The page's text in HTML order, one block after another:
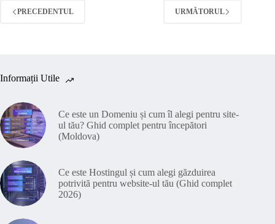
PRECEDENTUL URMĂTORUL
Informații Utile
Ce este un Domeniu și cum îl alegi pentru site-
ul tău? Ghid complet pentru începători
(Moldova)
Ce este Hostingul și cum alegi găzduirea
potrivită pentru website-ul tău (Ghid complet
2026)